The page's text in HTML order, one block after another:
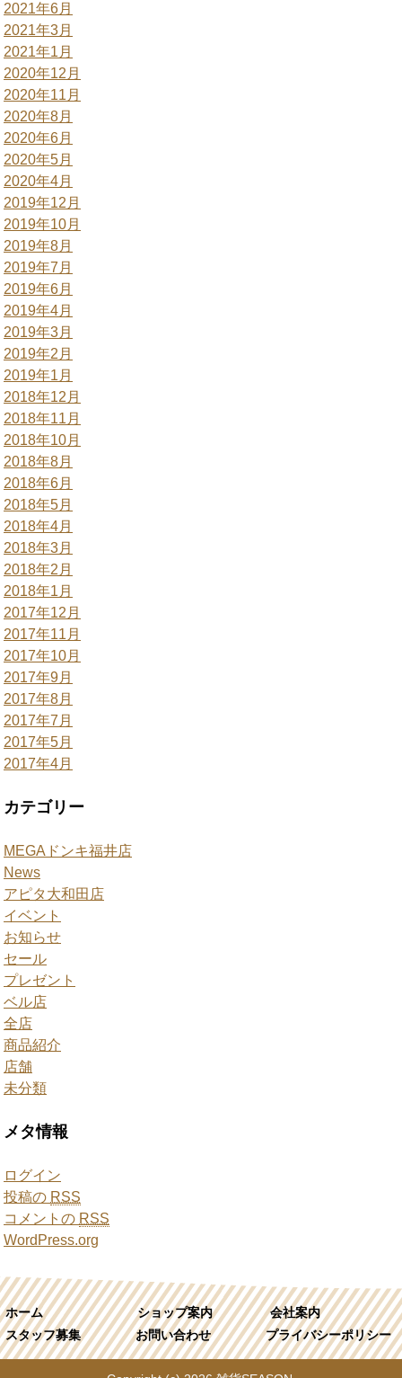
2021年6月
2021年3月
2021年1月
2020年12月
2020年11月
2020年8月
2020年6月
2020年5月
2020年4月
2019年12月
2019年10月
2019年8月
2019年7月
2019年6月
2019年4月
2019年3月
2019年2月
2019年1月
2018年12月
2018年11月
2018年10月
2018年8月
2018年6月
2018年5月
2018年4月
2018年3月
2018年2月
2018年1月
2017年12月
2017年11月
2017年10月
2017年9月
2017年8月
2017年7月
2017年5月
2017年4月
カテゴリー
MEGAドンキ福井店
News
アピタ大和田店
イベント
お知らせ
セール
プレゼント
ベル店
全店
商品紹介
店舗
未分類
メタ情報
ログイン
投稿の RSS
コメントの RSS
WordPress.org
ホーム ショップ案内
会社案内
スタッフ募集
お問い合わせ プライバシーポリシー